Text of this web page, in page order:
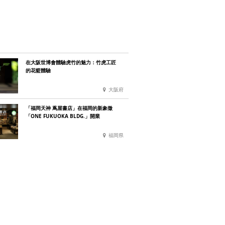
在大阪世博會體驗虎竹的魅力：竹虎工匠
的花籃體驗
大阪府
「福岡天神 蔦屋書店」在福岡的新象徵
「ONE FUKUOKA BLDG.」開業
福岡県